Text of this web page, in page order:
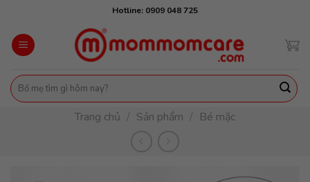
content
Hotline: 0909 048 725
Tìm
kiếm:
Trang chủ / Sản phẩm / Bé mặc